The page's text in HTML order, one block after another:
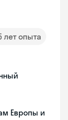
лет опыта
Европы и